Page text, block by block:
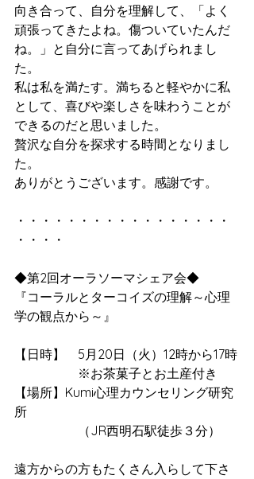
向き合って、自分を理解して、「よく
頑張ってきたよね。傷ついていたんだ
ね。」と自分に言ってあげられまし
た。
私は私を満たす。満ちると軽やかに私
として、喜びや楽しさを味わうことが
できるのだと思いました。
贅沢な自分を探求する時間となりまし
た。
ありがとうございます。感謝です。
・・・・・・・・・・・・・・・・・
・・・・
◆第2回オーラソーマシェア会◆
『コーラルとターコイズの理解～心理
学の観点から～』
【日時】　5月20日（火）12時から17時
※お茶菓子とお土産付き
【場所】Kumi心理カウンセリング研究
所
（JR西明石駅徒歩３分）
遠方からの方もたくさん入らして下さ